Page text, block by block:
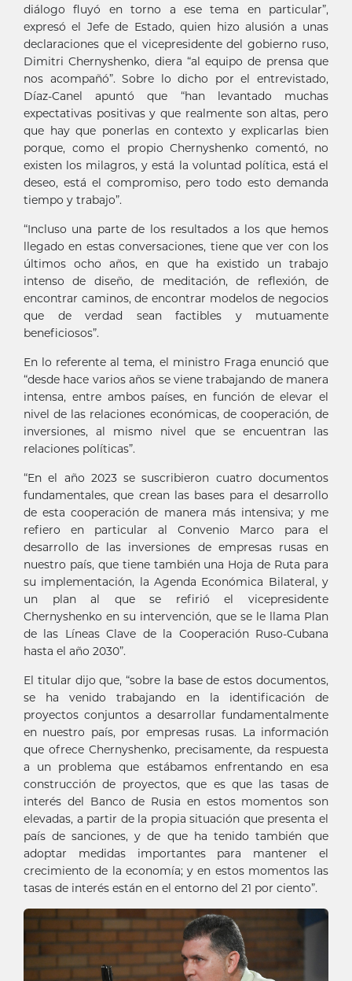
diálogo fluyó en torno a ese tema en particular”,
expresó el Jefe de Estado, quien hizo alusión a unas
declaraciones que el vicepresidente del gobierno ruso,
Dimitri Chernyshenko, diera “al equipo de prensa que
nos acompañó”. Sobre lo dicho por el entrevistado,
Díaz-Canel apuntó que “han levantado muchas
expectativas positivas y que realmente son altas, pero
que hay que ponerlas en contexto y explicarlas bien
porque, como el propio Chernyshenko comentó, no
existen los milagros, y está la voluntad política, está el
deseo, está el compromiso, pero todo esto demanda
tiempo y trabajo”.
“Incluso una parte de los resultados a los que hemos
llegado en estas conversaciones, tiene que ver con los
últimos ocho años, en que ha existido un trabajo
intenso de diseño, de meditación, de reflexión, de
encontrar caminos, de encontrar modelos de negocios
que de verdad sean factibles y mutuamente
beneficiosos”.
En lo referente al tema, el ministro Fraga enunció que
“desde hace varios años se viene trabajando de manera
intensa, entre ambos países, en función de elevar el
nivel de las relaciones económicas, de cooperación, de
inversiones, al mismo nivel que se encuentran las
relaciones políticas”.
“En el año 2023 se suscribieron cuatro documentos
fundamentales, que crean las bases para el desarrollo
de esta cooperación de manera más intensiva; y me
refiero en particular al Convenio Marco para el
desarrollo de las inversiones de empresas rusas en
nuestro país, que tiene también una Hoja de Ruta para
su implementación, la Agenda Económica Bilateral, y
un plan al que se refirió el vicepresidente
Chernyshenko en su intervención, que se le llama Plan
de las Líneas Clave de la Cooperación Ruso-Cubana
hasta el año 2030”.
El titular dijo que, “sobre la base de estos documentos,
se ha venido trabajando en la identificación de
proyectos conjuntos a desarrollar fundamentalmente
en nuestro país, por empresas rusas. La información
que ofrece Chernyshenko, precisamente, da respuesta
a un problema que estábamos enfrentando en esa
construcción de proyectos, que es que las tasas de
interés del Banco de Rusia en estos momentos son
elevadas, a partir de la propia situación que presenta el
país de sanciones, y de que ha tenido también que
adoptar medidas importantes para mantener el
crecimiento de la economía; y en estos momentos las
tasas de interés están en el entorno del 21 por ciento”.